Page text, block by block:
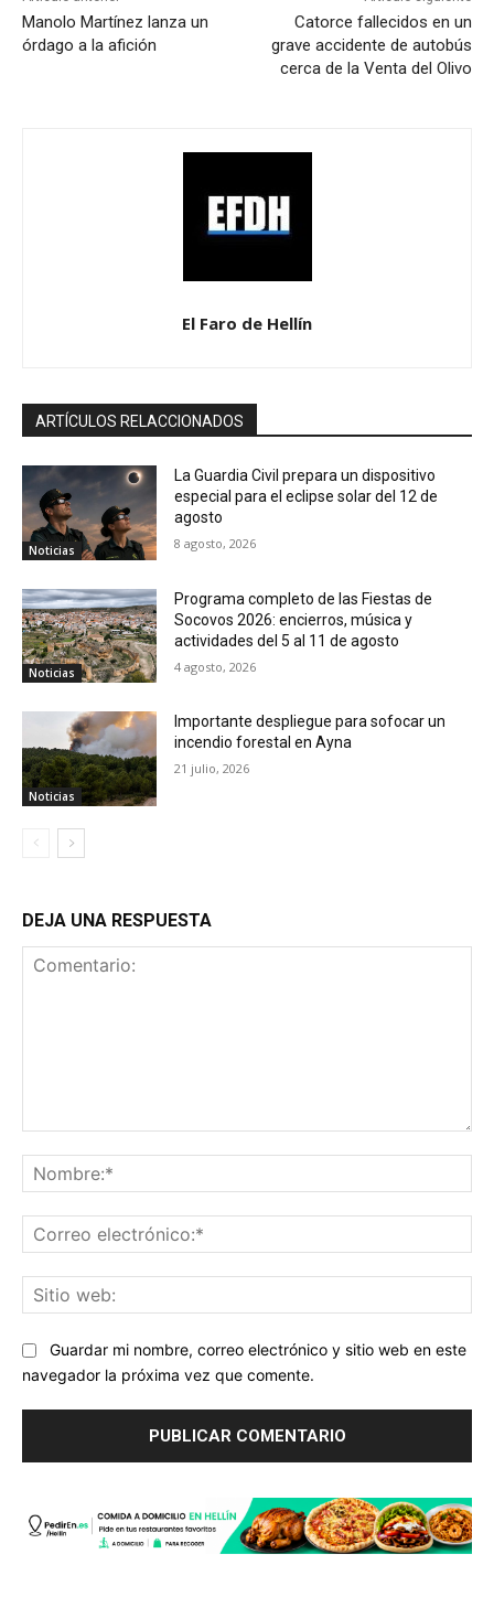
Manolo Martínez lanza un
órdago a la afición
Catorce fallecidos en un
grave accidente de autobús
cerca de la Venta del Olivo
El Faro de Hellín
ARTÍCULOS RELACCIONADOS
Noticias
La Guardia Civil prepara un dispositivo
especial para el eclipse solar del 12 de
agosto
8 agosto, 2026
Noticias
Programa completo de las Fiestas de
Socovos 2026: encierros, música y
actividades del 5 al 11 de agosto
4 agosto, 2026
Noticias
Importante despliegue para sofocar un
incendio forestal en Ayna
21 julio, 2026
DEJA UNA RESPUESTA
Guardar mi nombre, correo electrónico y sitio web en este
navegador la próxima vez que comente.